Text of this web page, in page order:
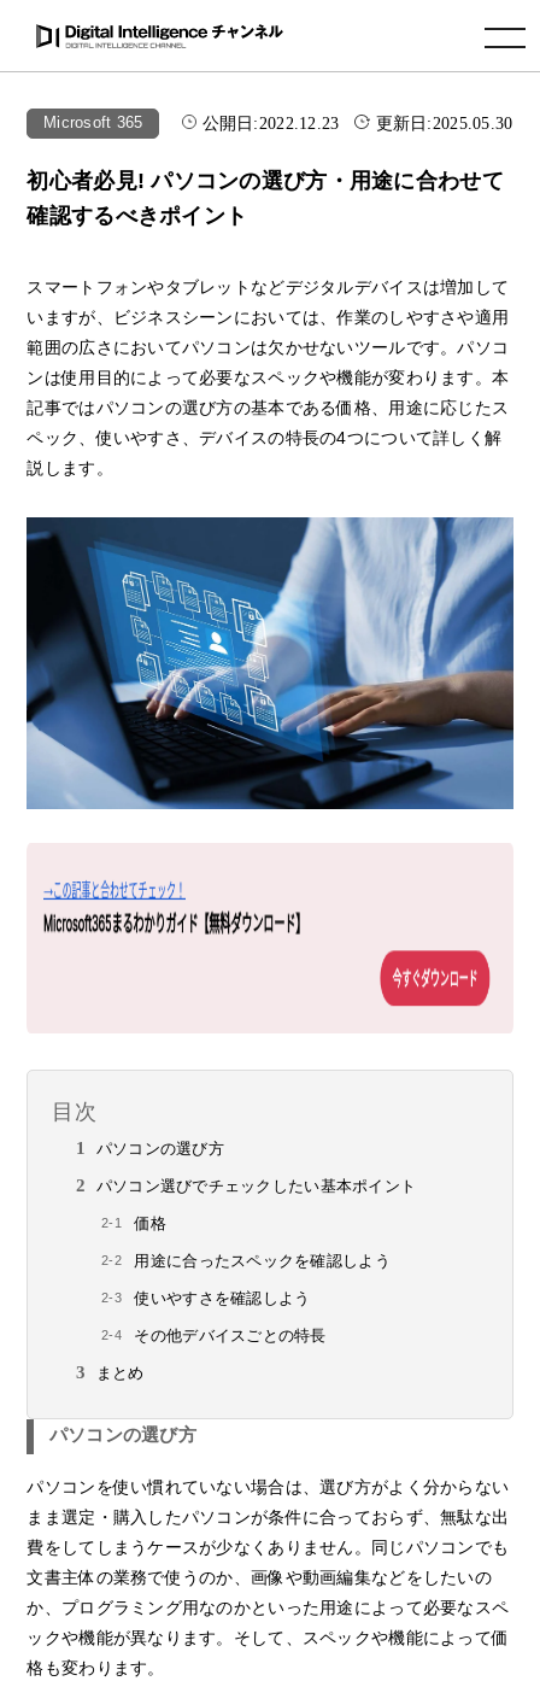
toggle navigation
Microsoft 365 公開日:2022.12.23 更新日:2025.05.30
初心者必見! パソコンの選び方・用途に合わせて
確認するべきポイント
スマートフォンやタブレットなどデジタルデバイスは増加して
いますが、ビジネスシーンにおいては、作業のしやすさや適用
範囲の広さにおいてパソコンは欠かせないツールです。パソコ
ンは使用目的によって必要なスペックや機能が変わります。本
記事ではパソコンの選び方の基本である価格、用途に応じたス
ペック、使いやすさ、デバイスの特長の4つについて詳しく解
説します。
目次
パソコンの選び方
パソコン選びでチェックしたい基本ポイント
価格
用途に合ったスペックを確認しよう
使いやすさを確認しよう
その他デバイスごとの特長
まとめ
パソコンの選び方
パソコンを使い慣れていない場合は、選び方がよく分からない
まま選定・購入したパソコンが条件に合っておらず、無駄な出
費をしてしまうケースが少なくありません。同じパソコンでも
文書主体の業務で使うのか、画像や動画編集などをしたいの
か、プログラミング用なのかといった用途によって必要なスペ
ックや機能が異なります。そして、スペックや機能によって価
格も変わります。